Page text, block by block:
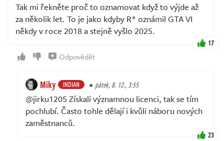
Tak mi řekněte proč to oznamovat když to výjde až
za několik let. To je jako kdyby R* oznámil GTA VI
někdy v roce 2018 a stejně vyšlo 2025.
17
Odpovědět
Miky INDIAN pátek, 8. 12., 3:55
@jirku1205 Získali významnou licenci, tak se tím
pochlubí. Často tohle dělají i kvůli náboru nových
zaměstnanců.
23